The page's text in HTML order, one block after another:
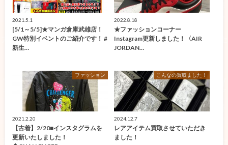
2021.5.1
[5/1～5/5]★マンガ倉庫武雄店！
GW特別イベントのご紹介です！ #
新生…
2022.8.18
★ファッションコーナー
Instagram更新しました！〈AIR
JORDAN…
ファッション
2021.2.20
【古着】2/20■インスタグラムを
更新いたしました！
こんなの買取ました！
2024.12.7
レアアイテム買取させていただき
ました！